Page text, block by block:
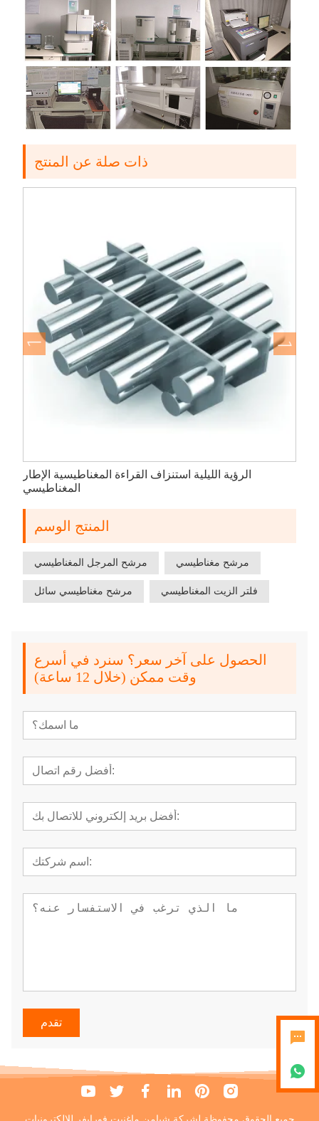
ذات صلة عن المنتج
الرؤية الليلية استنزاف القراءة المغناطيسية الإطار
المغناطيسي
المنتج الوسم
مرشح المرجل المغناطيسي مرشح مغناطيسي
مرشح مغناطيسي سائل فلتر الزيت المغناطيسي
الحصول على آخر سعر؟ سنرد في أسرع
وقت ممكن (خلال 12 ساعة)
تقدم